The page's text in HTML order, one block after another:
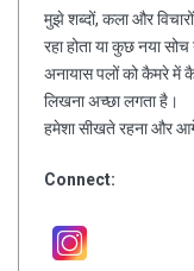
मुझे शब्दों, कला और
रहा होता या कुछ नया
अनायास पलों को कैमरे में
लिखना अच्छा लगता है।
हमेशा सीखते रहना और
Connect: